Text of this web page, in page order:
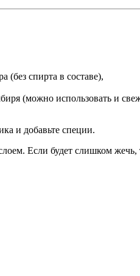
(без спирта в составе),
(можно использовать и
и добавьте специи.
Если будет слишком